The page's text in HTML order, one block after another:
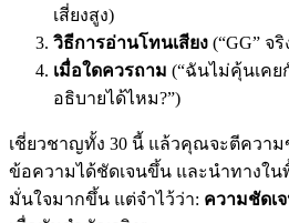
เสี่ยงสูง)
วิธีการอ่านโทนเสียง (“GG” จ
เมื่อใดควรถาม (“ฉันไม่คุ้นเค
อธิบายได้ไหม?”)
เชี่ยวชาญทั้ง 30 นี้ แล้วคุณจะตีควา
ข้อความได้ชัดเจนขึ้น และนำทางใ
มั่นใจมากขึ้น แต่จำไว้ว่า: ความชัดเ